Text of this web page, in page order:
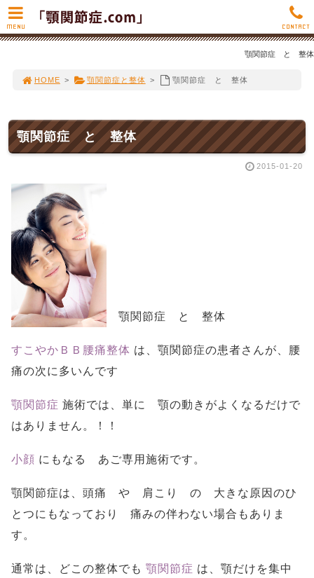
顎関節症 と 整体
HOME > 顎関節症と整体 > 顎関節症 と 整体
顎関節症 と 整体
2015-01-20
顎関節症 と 整体
すこやかＢＢ腰痛整体 は、顎関節症の患者さんが、腰
痛の次に多いんです
顎関節症 施術では、単に 顎の動きがよくなるだけで
はありません。！！
小顔 にもなる あご専用施術です。
顎関節症は、頭痛 や 肩こり の 大きな原因のひ
とつにもなっており 痛みの伴わない場合もありま
す。
通常は、どこの整体でも 顎関節症 は、顎だけを集中
MENU CONTACT